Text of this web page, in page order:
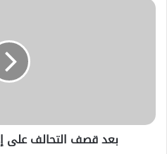
بعد قصف التحالف على